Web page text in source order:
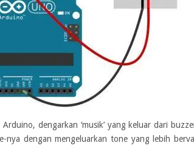
dengarkan ‘musik’ yang keluar dari
nya dengan mengeluarkan tone yang lebih